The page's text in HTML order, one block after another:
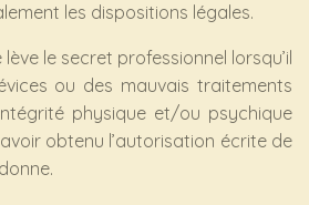
les dispositions légales.
le secret professionnel lorsqu’il
ou des mauvais traitements
physique et/ou psychique
obtenu l’autorisation écrite de